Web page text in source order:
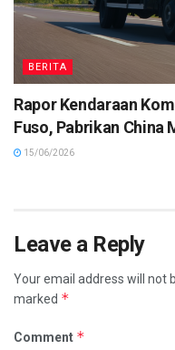
BERITA
Rapor Kendaraan
Fuso, Pabrikan China
15/06/2026
Leave a Reply
Your email address will not
marked *
Comment *